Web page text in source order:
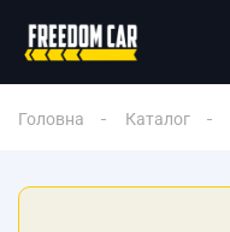
Головна Каталог